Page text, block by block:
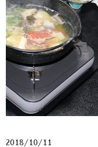
2018/10/11